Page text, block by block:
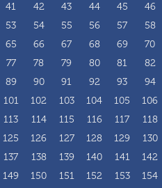
41 42 43 44 45 46
53 54 55 56 57 58
65 66 67 68 69 70
77 78 79 80 81 82
89 90 91 92 93 94
101 102 103 104 105 106
113 114 115 116 117 118
125 126 127 128 129 130
137 138 139 140 141 142
149 150 151 152 153 154